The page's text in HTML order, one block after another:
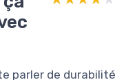
parler de durabilité